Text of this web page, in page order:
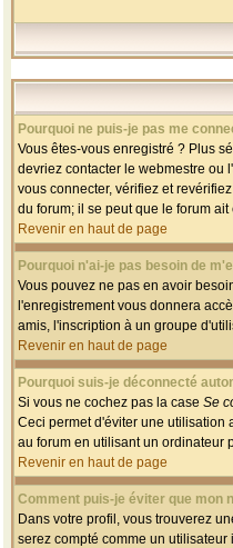
Pourquoi ne puis-je pas me
Vous êtes-vous enregistré ? Plus
devriez contacter le webmestre ou
vous connecter, vérifiez et
du forum; il se peut que le forum
Revenir en haut de page
Pourquoi n'ai-je pas besoin de
Vous pouvez ne pas en avoir
l'enregistrement vous donnera
amis, l'inscription à un groupe
Revenir en haut de page
Pourquoi suis-je déconnecté
Si vous ne cochez pas la case Se
Ceci permet d'éviter une utilisation
au forum en utilisant un ordinateur
Revenir en haut de page
Comment puis-je éviter que mon
Dans votre profil, vous trouverez
serez compté comme un utilisateur